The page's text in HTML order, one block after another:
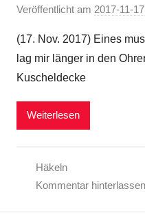
Veröffentlicht am 2017-11-17
(17. Nov. 2017) Eines
lag mir länger in den
Kuscheldecke
Weiterlesen
Häkeln
Kommentar hinterlassen